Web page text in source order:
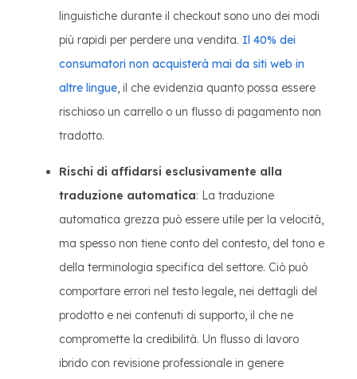
linguistiche durante il checkout sono uno dei modi
più rapidi per perdere una vendita. Il 40% dei
consumatori non acquisterà mai da siti web in
altre lingue, il che evidenzia quanto possa essere
rischioso un carrello o un flusso di pagamento non
tradotto.
Rischi di affidarsi esclusivamente alla
traduzione automatica: La traduzione
automatica grezza può essere utile per la velocità,
ma spesso non tiene conto del contesto, del tono e
della terminologia specifica del settore. Ciò può
comportare errori nel testo legale, nei dettagli del
prodotto e nei contenuti di supporto, il che ne
compromette la credibilità. Un flusso di lavoro
ibrido con revisione professionale in genere